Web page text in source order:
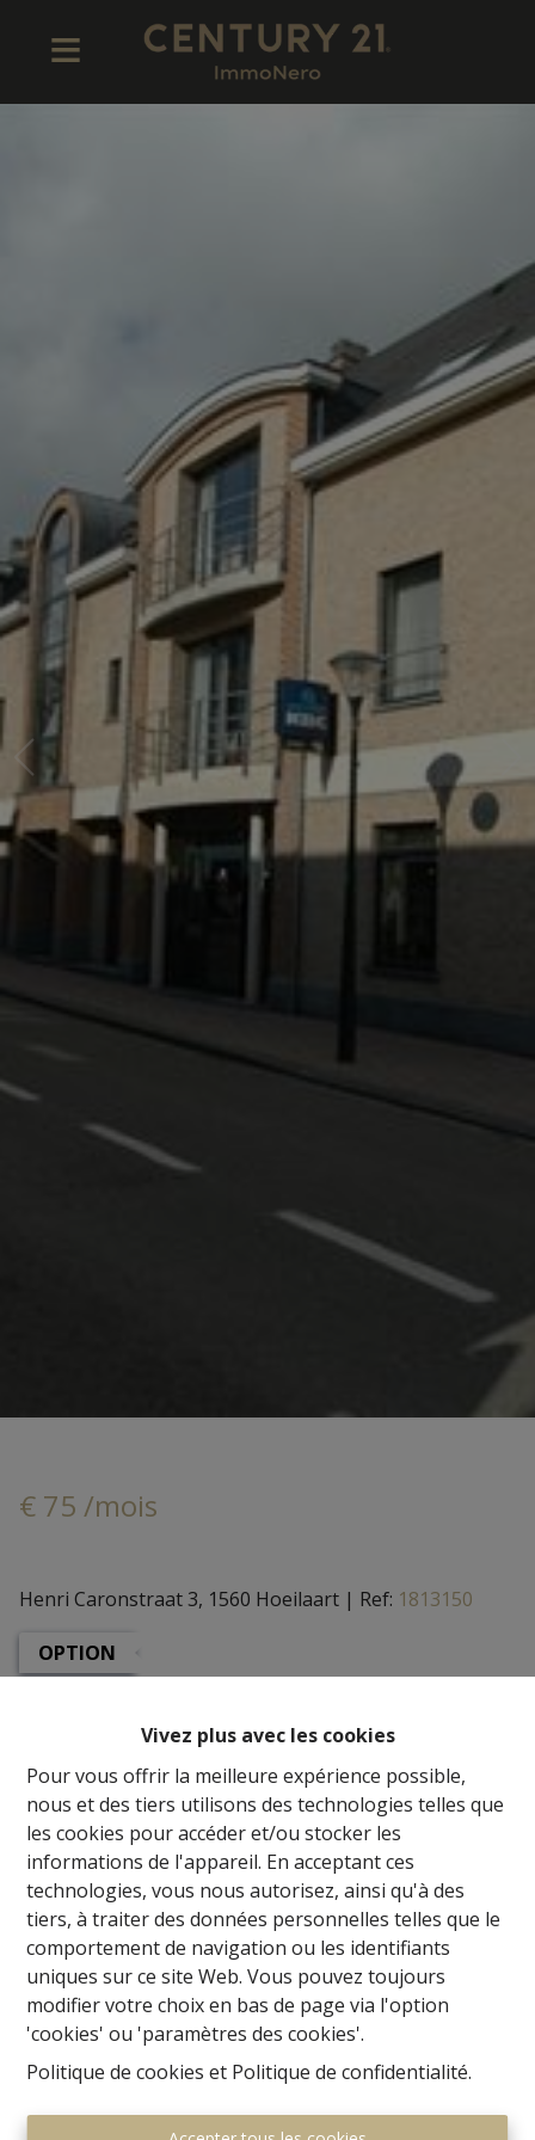
Vivez plus avec les cookies
Pour vous offrir la meilleure expérience possible,
nous et des tiers utilisons des technologies telles que
les cookies pour accéder et/ou stocker les
informations de l'appareil. En acceptant ces
technologies, vous nous autorisez, ainsi qu'à des
tiers, à traiter des données personnelles telles que le
comportement de navigation ou les identifiants
uniques sur ce site Web. Vous pouvez toujours
modifier votre choix en bas de page via l'option
'cookies' ou 'paramètres des cookies'.
Politique de cookies et Politique de confidentialité.
€ 75 /mois
Henri Caronstraat 3, 1560 Hoeilaart | Ref: 1813150
OPTION